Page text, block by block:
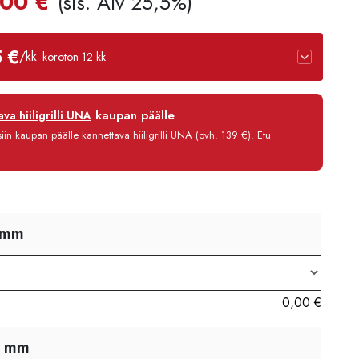
€.
hinta
on:
795,00 €.
€/kk· koroton 12 kk
hiiligrilli UNAkaupan päälle
kaupan päälle kannettava hiiligrilli UNA (ovh. 139 €). Etu
0,00€